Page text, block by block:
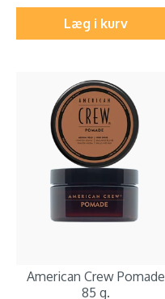
Læg i kurv
American Crew Pomade
85 g.